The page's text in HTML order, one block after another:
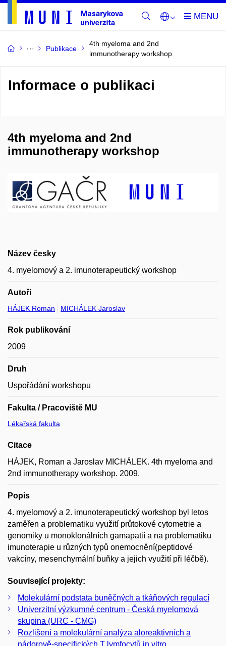
Publikace
4th myeloma and 2nd
immunotherapy workshop
Informace o publikaci
4th myeloma and 2nd
immunotherapy workshop
Název česky
4. myelomový a 2. imunoterapeutický workshop
Autoři
HÁJEK Roman MICHÁLEK Jaroslav
Rok publikování
2009
Druh
Uspořádání workshopu
Fakulta / Pracoviště MU
Lékařská fakulta
Citace
HÁJEK, Roman a Jaroslav MICHÁLEK. 4th myeloma and
2nd immunotherapy workshop. 2009.
Popis
4. myelomový a 2. imunoterapeutický workshop byl letos
zaměřen a problematiku využití průtokové cytometrie a
genomiky u monoklonálních gamapatií a na problematiku
imunoterapie u různých typů onemocnění(peptidové
vakcíny, mesenchymální buňky a jejich využití při léčbě).
Související projekty:
Molekulární podstata buněčných a tkáňových regulací
Univerzitní výzkumné centrum - Česká myelomová
skupina (URC - CMG)
Rozlišení a molekulární analýza aloreaktivních a
nádorově-specifických T lymfocytů in vitro